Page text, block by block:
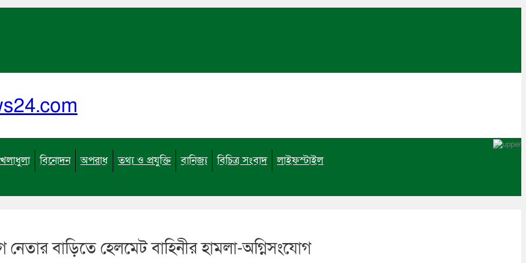
বিনোদন অপরাধ তথ্য ও প্রযুক্তি বানিজ্য বিচিত্র সংবাদ লাইফস্টাইল
বাড়িতে হেলমেট বাহিনীর হামলা-অগ্নিসংযোগ